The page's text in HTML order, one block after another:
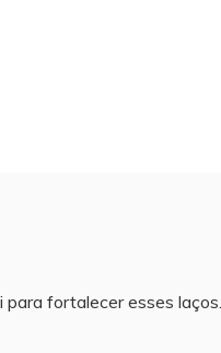
fortalecer esses laços.